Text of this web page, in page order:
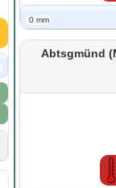
0 mm
Abtsgmünd